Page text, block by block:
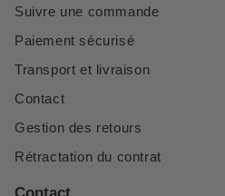
Suivre une commande
Paiement sécurisé
Transport et livraison
Contact
Gestion des retours
Rétractation du contrat